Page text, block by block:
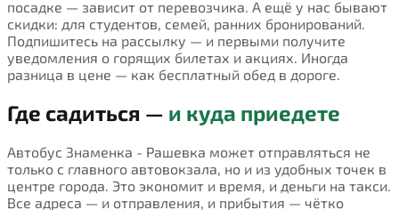
посадке — зависит от перевозчика. А ещё у нас бывают
скидки: для студентов, семей, ранних бронирований.
Подпишитесь на рассылку — и первыми получите
уведомления о горящих билетах и акциях. Иногда
разница в цене — как бесплатный обед в дороге.
Где садиться — и куда приедете
Автобус Знаменка - Рашевка может отправляться не
только с главного автовокзала, но и из удобных точек в
центре города. Это экономит и время, и деньги на такси.
Все адреса — и отправления, и прибытия — чётко